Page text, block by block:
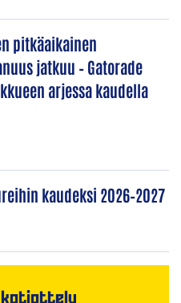
pitkäaikainen
jatkuu – Gatorade
arjessa kaudella
kaudeksi 2026–2027
kotiottelu